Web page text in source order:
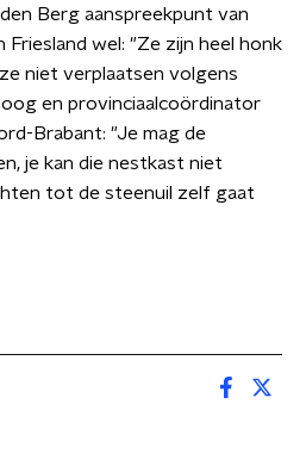
Berg aanspreekpunt van
wel: "Ze zijn heel honk
niet verplaatsen volgens
en provinciaalcoördinator
Brabant: "Je mag de
je kan die nestkast niet
tot de steenuil zelf gaat